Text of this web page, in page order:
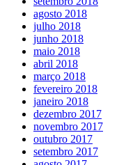
agosto 2018
julho 2018
junho 2018
maio 2018
abril 2018
março 2018
fevereiro 2018
janeiro 2018
dezembro 2017
novembro 2017
outubro 2017
setembro 2017